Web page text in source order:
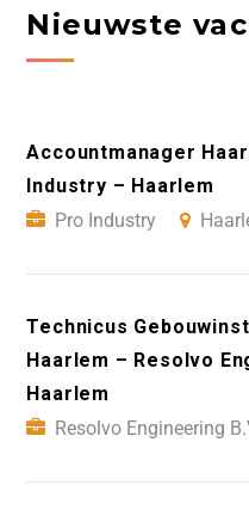
Nieuwste
Accountmanager
Industry – Haarlem
Pro Industry
Technicus
Haarlem – Resolvo
Haarlem
Resolvo Engineering